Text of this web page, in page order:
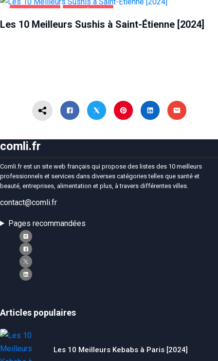
ALIMENTATION SAINT-ÉTIENNE
Les 10 Meilleurs Sushis à Saint-Étienne [2024]
comli.fr
Comli.fr est un site web français qui propose des listes des 10 meilleurs
professionnels et services dans diverses catégories telles que santé et
beauté, entreprises, alimentation et plus, à travers différentes villes.
contact@comli.fr
Pages recommandées
Articles populaires
Les 10 Meilleurs Kebabs à Paris [2024]